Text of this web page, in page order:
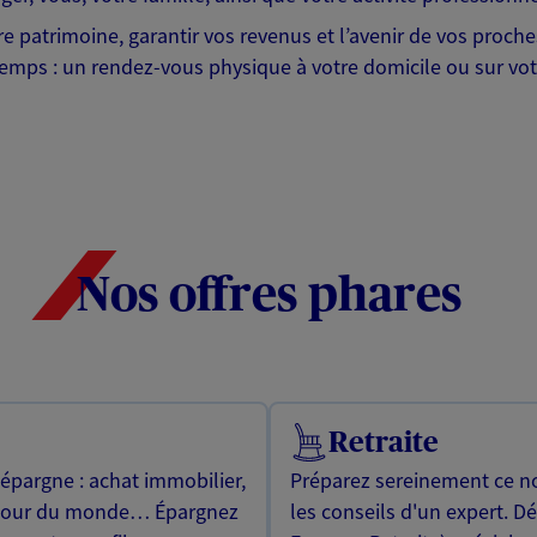
garantir vos revenus et l’avenir de vos
: un rendez-vous physique à votre domicile ou sur
Nos offres phares
: achat immobilier,
du monde… Épargnez
Retraite
Préparez sereinement ce
les conseils d'un expert.